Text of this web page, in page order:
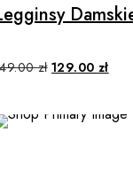
zł 129.00 zł